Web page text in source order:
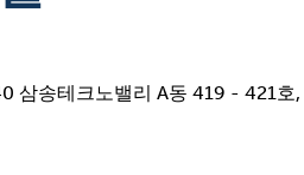
삼송테크노밸리 A동 419 - 421호